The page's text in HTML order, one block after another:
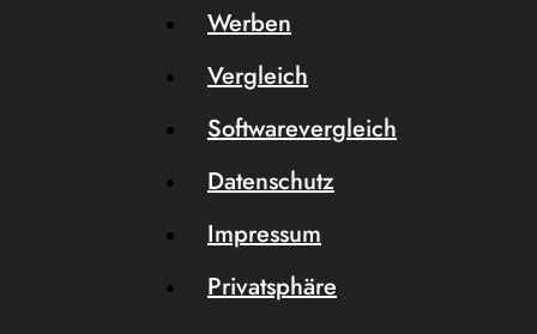
Werben
Vergleich
Softwarevergleich
Datenschutz
Impressum
Privatsphäre